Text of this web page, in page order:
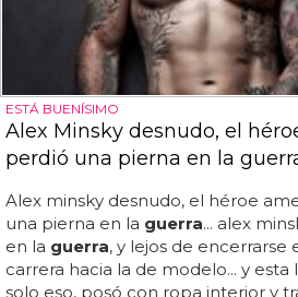
ESTÁ BUENÍSIMO
Alex Minsky desnudo, el
perdió una pierna en la
Alex minsky desnudo, el héroe
una pierna en la guerra... alex
en la guerra, y lejos de encerrarse
carrera hacia la de modelo... y esta
solo eso, posó con ropa interior y